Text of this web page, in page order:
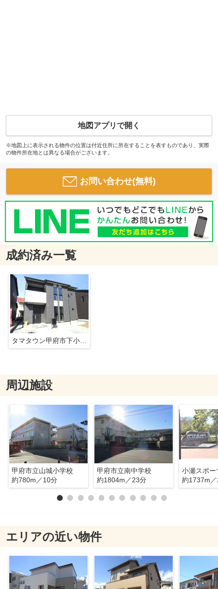
地図アプリで開く
※地図上に表示される物件の位置は付近住所に所在することを表すものであり、実際
の物件所在地とは異なる場合がございます。
お問い合わせ(無料)
成約済み一覧
タマタウン甲府市下小河原3号棟
周辺施設
甲府市立山城小学校
約780m／10分
甲府市立南中学校
約1804m／23分
小瀬スポー
約1737m
エリアの近い物件